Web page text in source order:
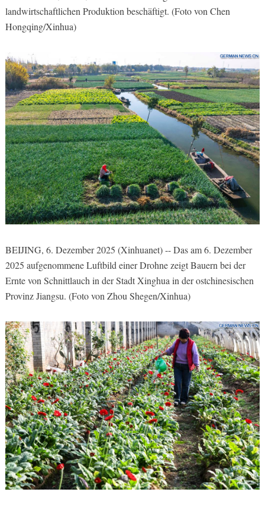
landwirtschaftlichen Produktion beschäftigt. (Foto von Chen
Hongqing/Xinhua)
BEIJING, 6. Dezember 2025 (Xinhuanet) -- Das am 6. Dezember
2025 aufgenommene Luftbild einer Drohne zeigt Bauern bei der
Ernte von Schnittlauch in der Stadt Xinghua in der ostchinesischen
Provinz Jiangsu. (Foto von Zhou Shegen/Xinhua)